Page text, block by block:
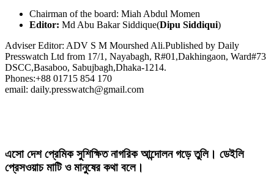
Chairman of the board: Miah Abdul Momen
Editor: Md Abu Bakar Siddique(Dipu Siddiqui)
Adviser Editor: ADV S M Mourshed Ali.Published by Daily
Presswatch Ltd from 17/1, Nayabagh, R#01,Dakhingaon, Ward#73
DSCC,Basaboo, Sabujbagh,Dhaka-1214.
Phones:+88 01715 854 170
email: daily.presswatch@gmail.com
এসো দেশ প্রেমিক সুশিক্ষিত নাগরিক আন্দোলন গড়ে তুলি। ডেইলি
প্রেসওয়াচ মাটি ও মানুষের কথা বলে।